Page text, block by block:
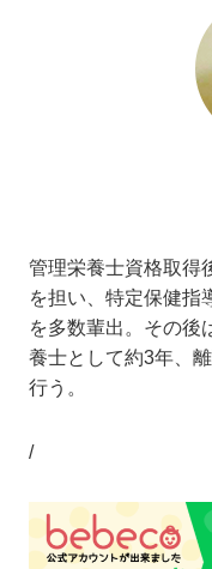
管理栄養士資格取得
を担い、特定保健指
を多数輩出。その後
養士として約3年、
行う。
/